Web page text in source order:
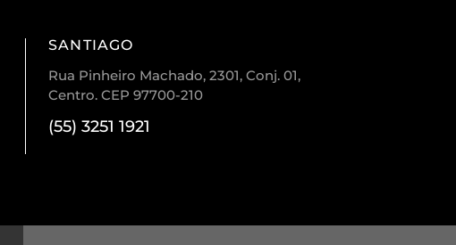
SANTIAGO
Rua Pinheiro Machado, 2301, Conj. 01,
Centro. CEP 97700-210
(55) 3251 1921